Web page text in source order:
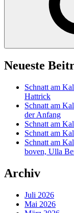
Neueste
Schnatt am
Hattrick
Schnatt am
der Anfang
Schnatt am
Schnatt am
Schnatt am
boven, Ulla
Archiv
Juli 2026
Mai 2026